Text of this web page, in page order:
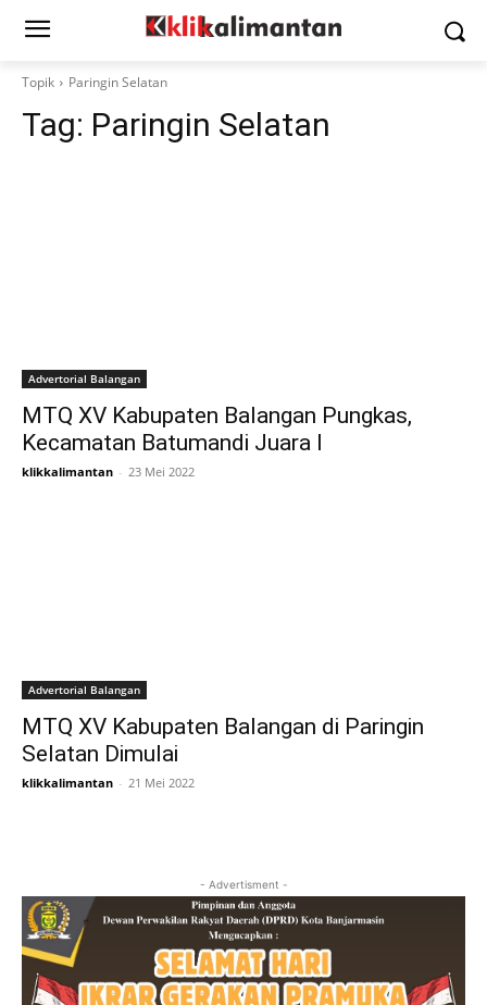
Topik Paringin Selatan
Tag: Paringin Selatan
Advertorial Balangan
MTQ XV Kabupaten Balangan Pungkas,
Kecamatan Batumandi Juara I
klikkalimantan - 23 Mei 2022
Advertorial Balangan
MTQ XV Kabupaten Balangan di Paringin
Selatan Dimulai
klikkalimantan - 21 Mei 2022
- Advertisment -